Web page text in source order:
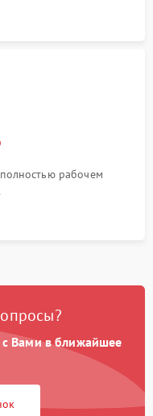
рабочем
с Вами в ближайшее